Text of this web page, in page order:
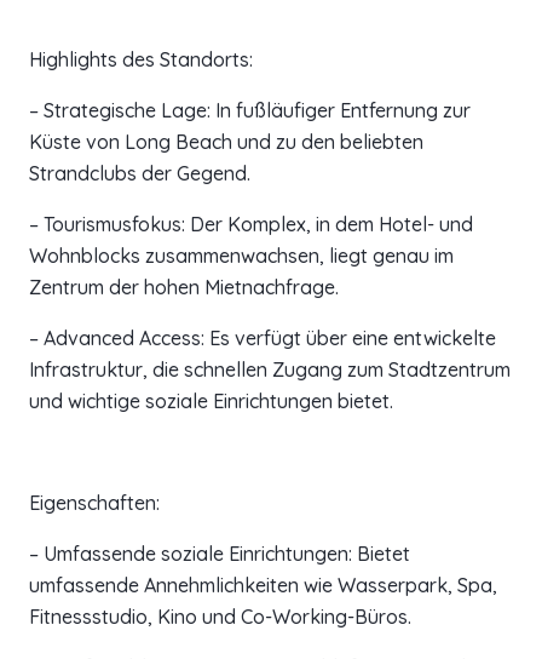
Highlights des Standorts:
– Strategische Lage: In fußläufiger Entfernung zur
Küste von Long Beach und zu den beliebten
Strandclubs der Gegend.
– Tourismusfokus: Der Komplex, in dem Hotel- und
Wohnblocks zusammenwachsen, liegt genau im
Zentrum der hohen Mietnachfrage.
– Advanced Access: Es verfügt über eine entwickelte
Infrastruktur, die schnellen Zugang zum Stadtzentrum
und wichtige soziale Einrichtungen bietet.
Eigenschaften:
– Umfassende soziale Einrichtungen: Bietet
umfassende Annehmlichkeiten wie Wasserpark, Spa,
Fitnessstudio, Kino und Co-Working-Büros.